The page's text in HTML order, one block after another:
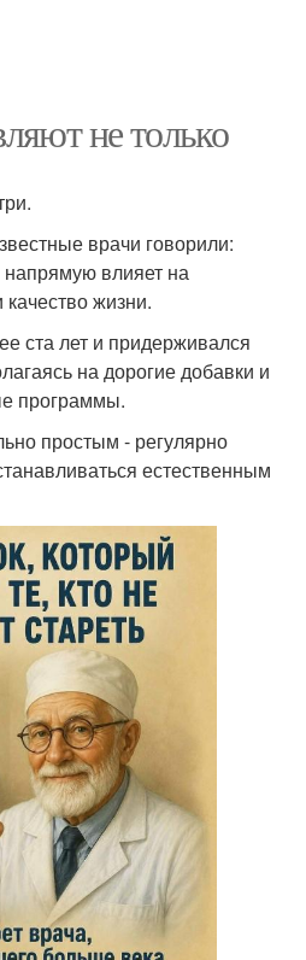
не только
врачи говорили:
влияет на
жизни.
ста лет и придерживался
на дорогие добавки и
программы.
простым - регулярно
естественным